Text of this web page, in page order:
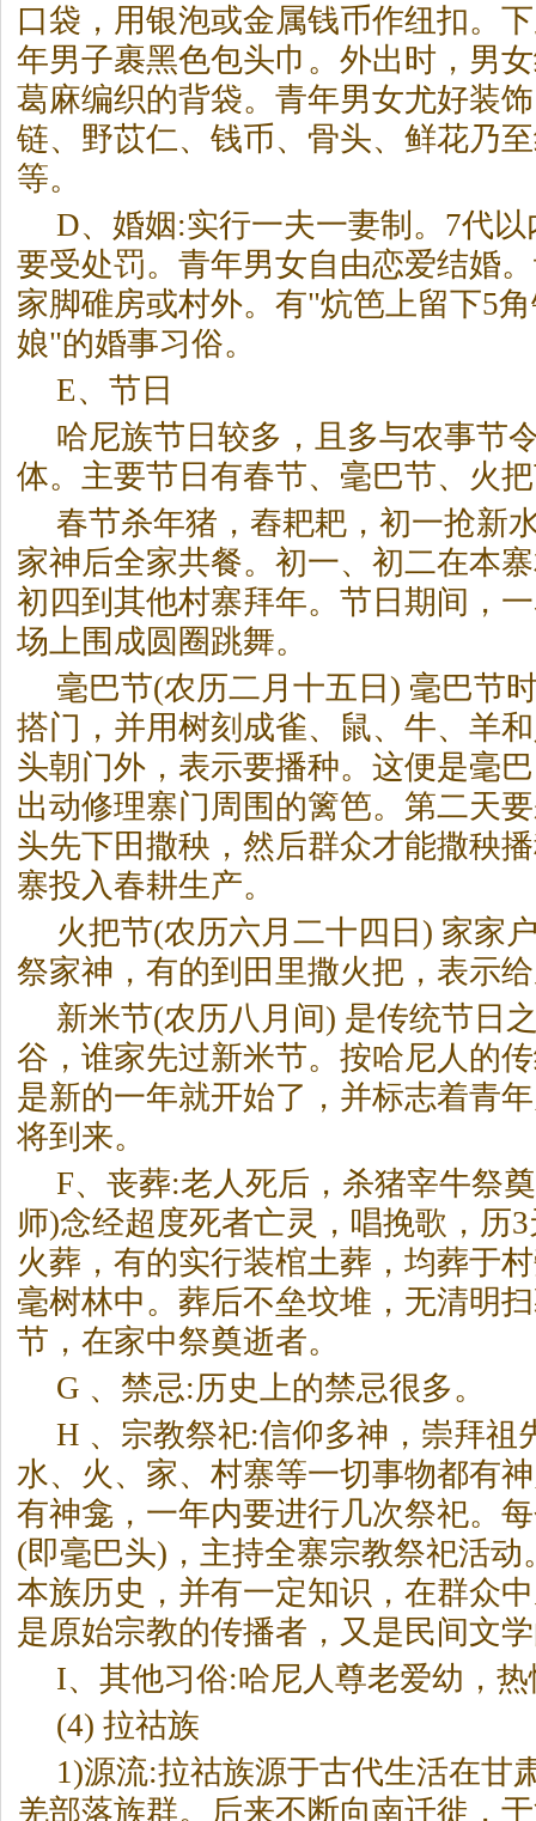
口袋，用银泡或金属钱币作纽扣。
年男子裹黑色包头巾。外出时，男
葛麻编织的背袋。青年男女尤好装
链、野苡仁、钱币、骨头、鲜花乃
等。
D、婚姻:实行一夫一妻制。7代
要受处罚。青年男女自由恋爱结婚
家脚碓房或村外。有"炕笆上留下5
娘"的婚事习俗。
E、节日
哈尼族节日较多，且多与农事节
体。主要节日有春节、毫巴节、火
春节杀年猪，舂耙耙，初一抢新
家神后全家共餐。初一、初二在本
初四到其他村寨拜年。节日期间，
场上围成圆圈跳舞。
毫巴节(农历二月十五日) 毫巴节
搭门，并用树刻成雀、鼠、牛、羊
头朝门外，表示要播种。这便是毫
出动修理寨门周围的篱笆。第二天
头先下田撒秧，然后群众才能撒秧
寨投入春耕生产。
火把节(农历六月二十四日) 家家
祭家神，有的到田里撒火把，表示
新米节(农历八月间) 是传统节日
谷，谁家先过新米节。按哈尼人的
是新的一年就开始了，并标志着青
将到来。
F、丧葬:老人死后，杀猪宰牛祭
师)念经超度死者亡灵，唱挽歌，历
火葬，有的实行装棺土葬，均葬于
毫树林中。葬后不垒坟堆，无清明
节，在家中祭奠逝者。
G 、禁忌:历史上的禁忌很多。
H 、宗教祭祀:信仰多神，崇拜祖
水、火、家、村寨等一切事物都有
有神龛，一年内要进行几次祭祀。
(即毫巴头)，主持全寨宗教祭祀活
本族历史，并有一定知识，在群众
是原始宗教的传播者，又是民间文
I、其他习俗:哈尼人尊老爱幼，
(4) 拉祜族
1)源流:拉祜族源于古代生活在甘
羌部落族群。后来不断向南迁徙，